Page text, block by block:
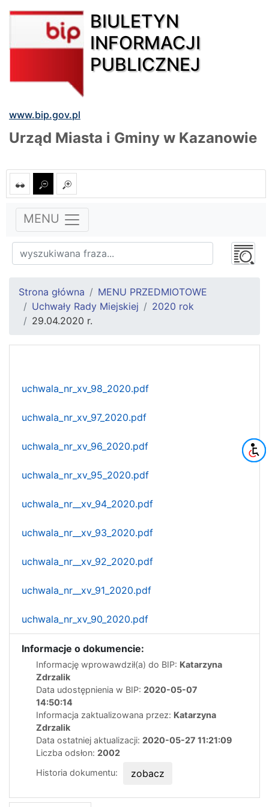
BIULETYN
INFORMACJI
PUBLICZNEJ
www.bip.gov.pl
Urząd Miasta i Gminy w Kazanowie
MENU
Strona główna
MENU PRZEDMIOTOWE
Uchwały Rady Miejskiej
2020 rok
29.04.2020 r.
uchwala_nr_xv_98_2020.pdf
uchwala_nr_xv_97_2020.pdf
uchwala_nr_xv_96_2020.pdf
uchwala_nr_xv_95_2020.pdf
uchwala_nr__xv_94_2020.pdf
uchwala_nr__xv_93_2020.pdf
uchwala_nr__xv_92_2020.pdf
uchwala_nr__xv_91_2020.pdf
uchwala_nr_xv_90_2020.pdf
Informacje o dokumencie:
Informację wprowawdził(a) do BIP: Katarzyna
Zdrzalik
Data udostępnienia w BIP: 2020-05-07
14:50:14
Informacja zaktualizowana przez: Katarzyna
Zdrzalik
Data ostatniej aktualizacji: 2020-05-27 11:21:09
Liczba odsłon: 2002
Historia dokumentu:
zobacz